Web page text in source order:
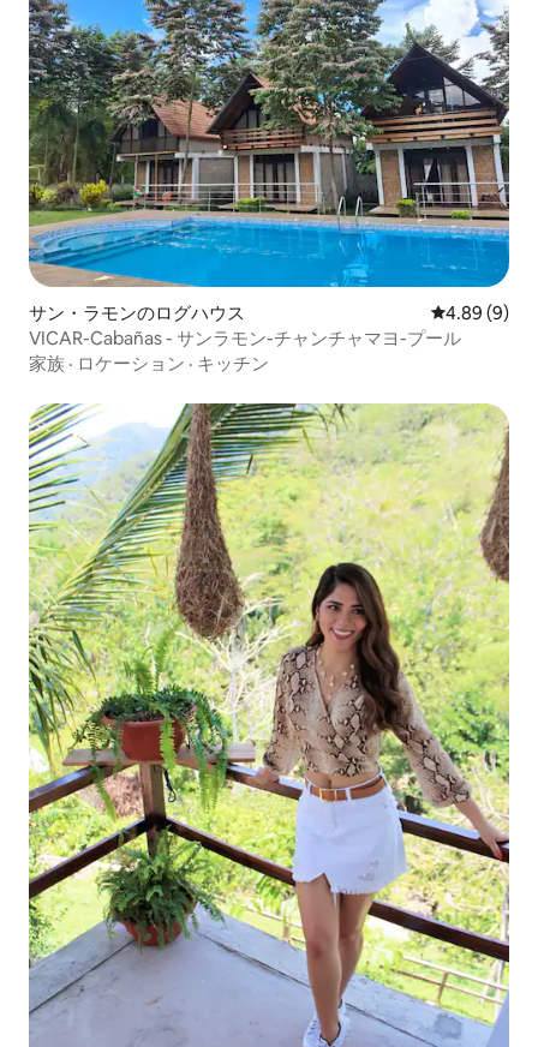
サン・ラモンのログハウス レビュー9件
4.89 (9)
VICAR-Cabañas - サンラモン-チャンチャマヨ-プール
家族 · ロケーション · キッチン